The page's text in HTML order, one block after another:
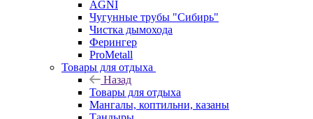
AGNI
Чугунные трубы "Сибирь"
Чистка дымохода
Ферингер
ProMetall
Товары для отдыха
Назад
Товары для отдыха
Мангалы, коптильни, казаны